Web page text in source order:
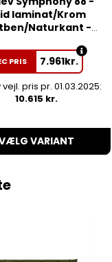
laminat/Krom
Naturkant -
PRIS 7.961kr.
pris pr. 01.03.2025:
10.615 kr.
VARIANT